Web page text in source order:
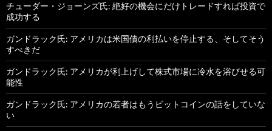
チューダー・ジョーンズ氏: 絶好の機会にだけトレードすれば投資で
成功する
ガンドラック氏: アメリカは米国債の利払いを停止する、そしてそう
すべきだ
ガンドラック氏: アメリカが利上げして株式市場に冷水を浴びせる可
能性
ガンドラック氏: アメリカの若者はもうビットコインの話をしていな
い